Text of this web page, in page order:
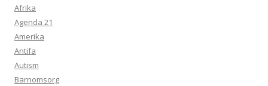
Afrika
Agenda 21
Amerika
Antifa
Autism
Barnomsorg